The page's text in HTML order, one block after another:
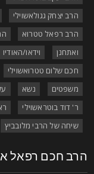
הרב יצחק גגולאשוילי
הרב רפאל טטרוא
ואתחנן
וידאו/האודיו
חכם שלום טטרואשוילי
משפטים
נשא עקב
ר' דוד בוטראשוילי
ראה
שיחה של הרבי מלובביץ
חכם רפאל